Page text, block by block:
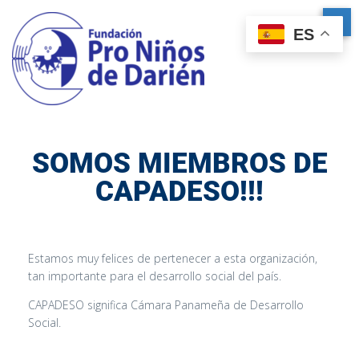
SOMOS MIEMBROS DE
CAPADESO!!!
Estamos muy felices de pertenecer a esta organización,
tan importante para el desarrollo social del país.
CAPADESO significa Cámara Panameña de Desarrollo
Social.
ES